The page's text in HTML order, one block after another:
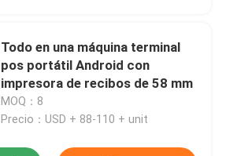
Todo en una máquina terminal
pos portátil Android con
impresora de recibos de 58 mm
MOQ：8
Precio：USD + 88-110 + unit